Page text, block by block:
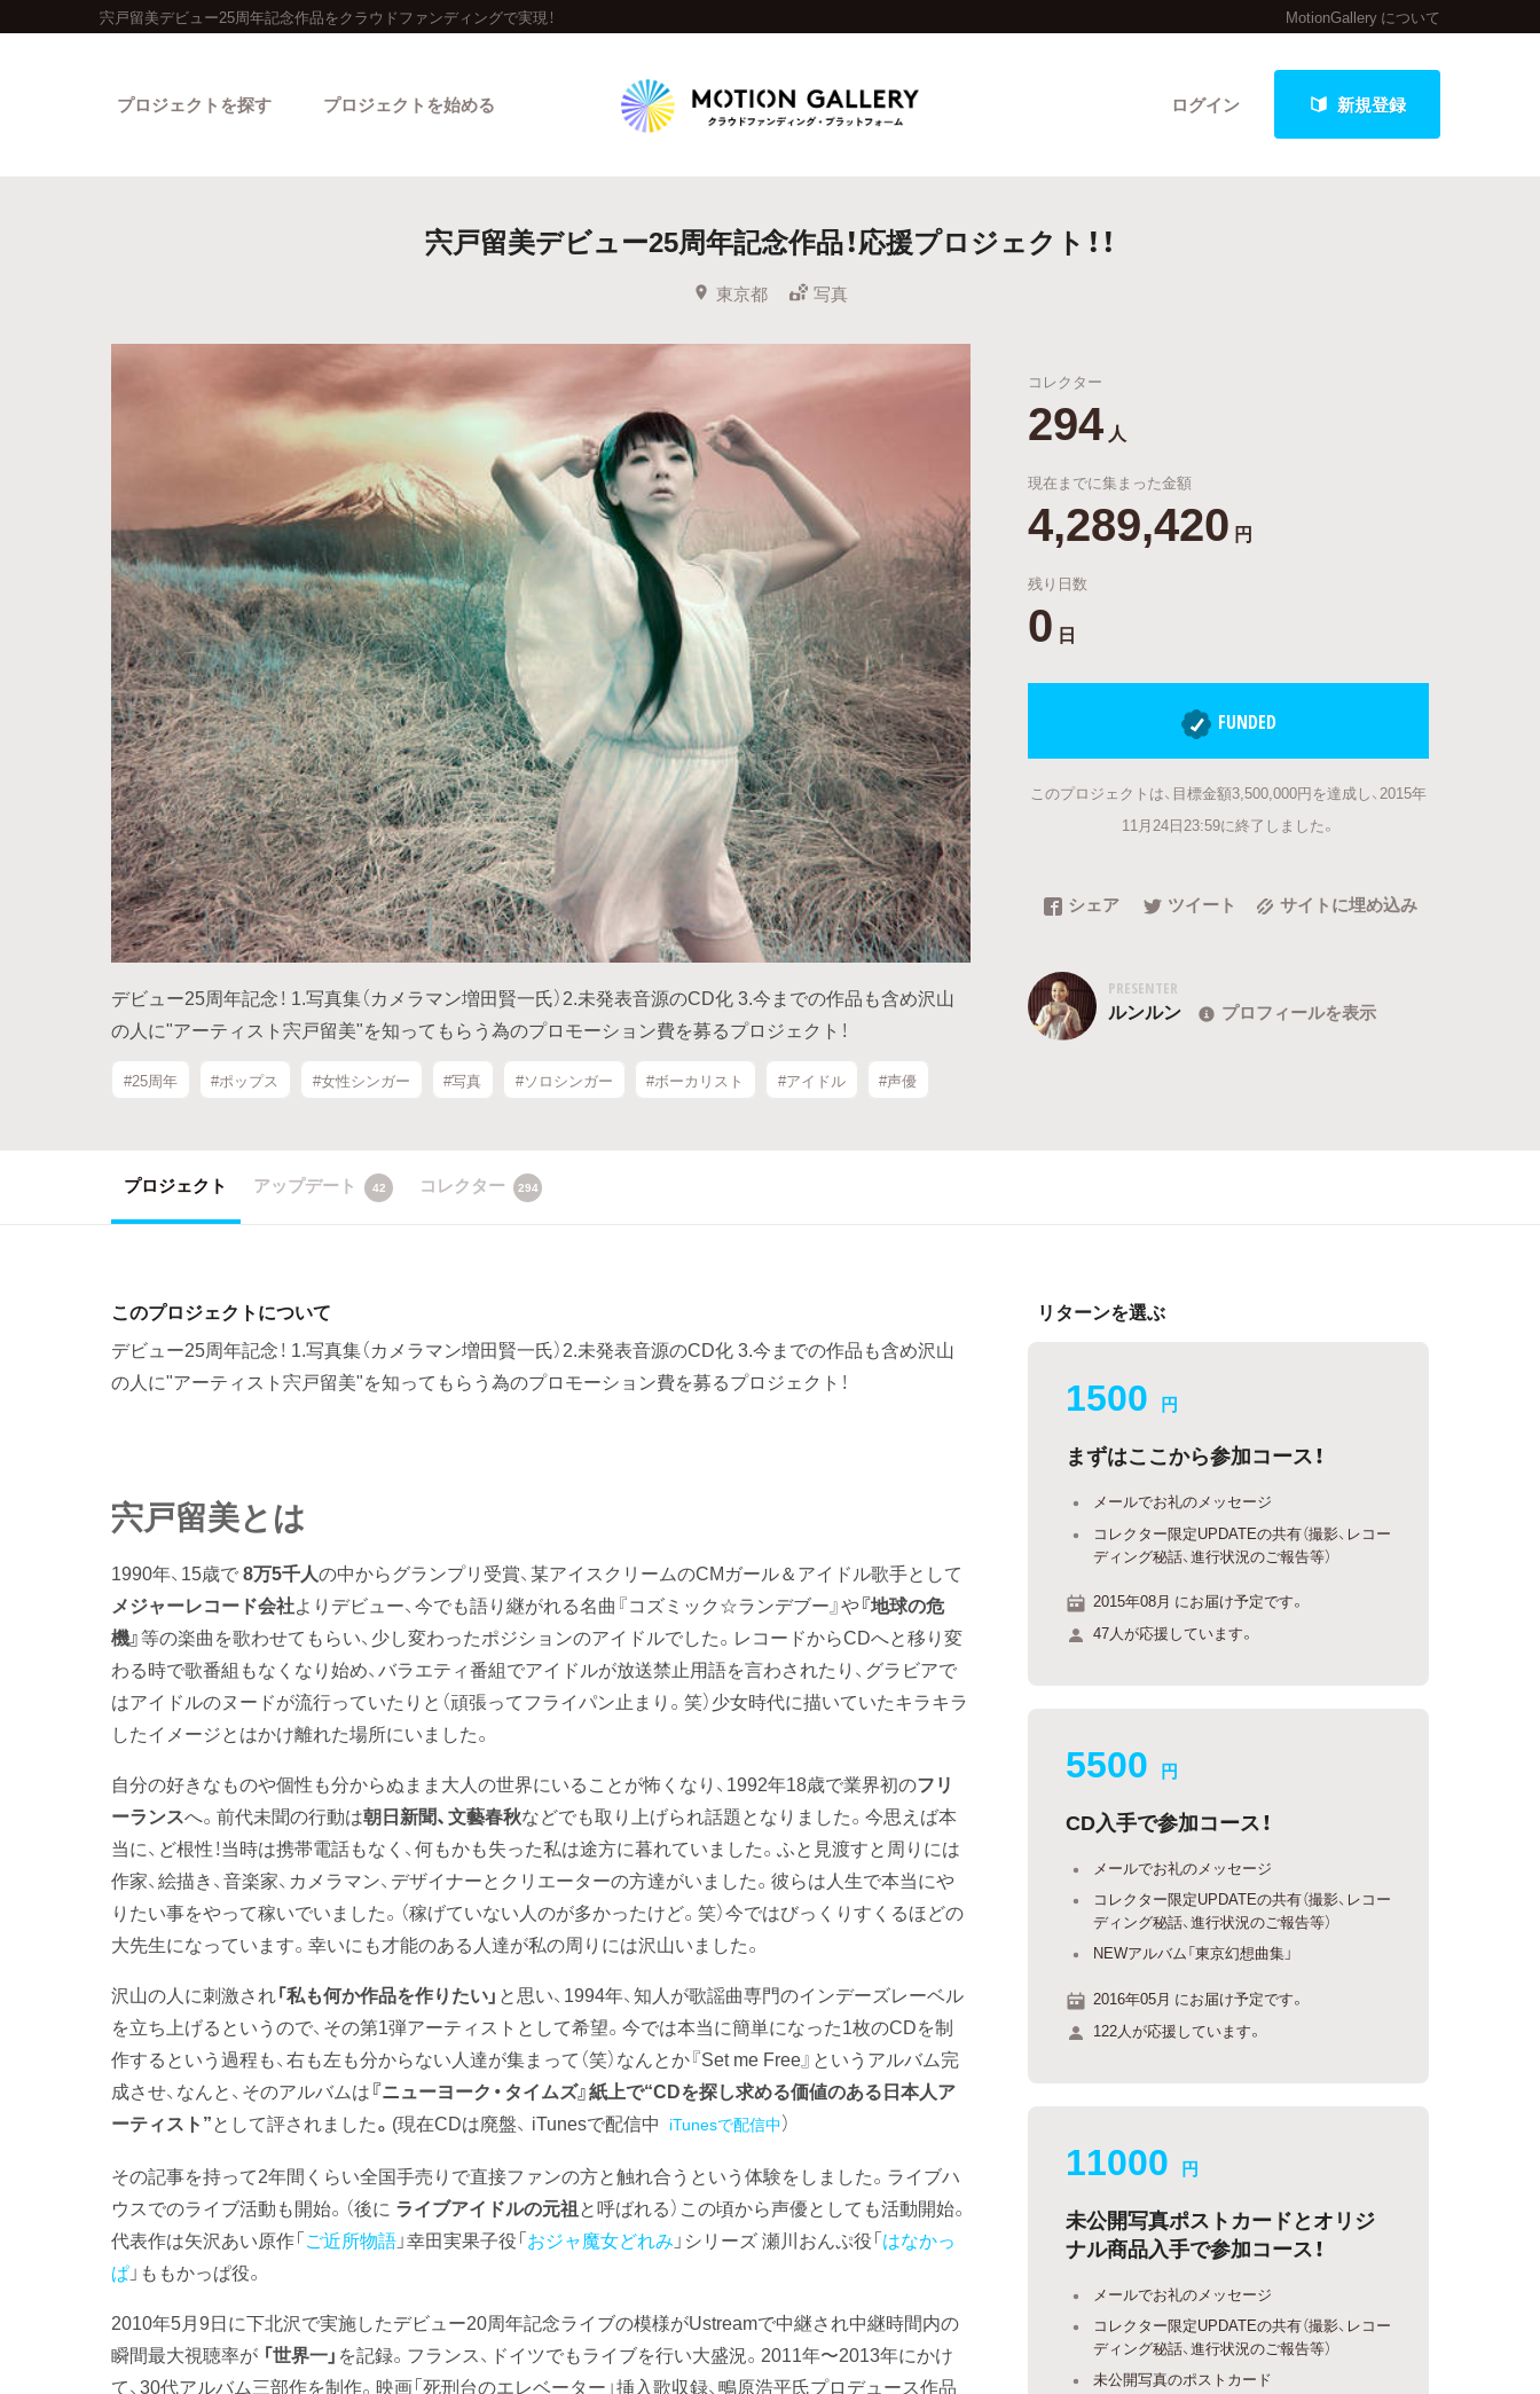
宍戸留美デビュー25周年記念作品をクラウドファンディングで実現！ MotionGallery について
ログイン 新規登録
プロジェクトを探す
人気のプロジェクト 新着プロジェクト 終了間近のプロジェクト
Feature
カテゴリーから探す タグから探す キュレーターから探す 最新進捗報告から探す
Legendary
最新達成プロジェクト 調達額が大きいプロジェクト
プロジェクトを始める
宍戸留美デビュー25周年記念作品！応援プロジェクト！！
東京都 写真
デビュー25周年記念！ 1.写真集（カメラマン増田賢一氏）2.未発表音源のCD化 3.今までの作品も含め沢山
の人に"アーティスト宍戸留美"を知ってもらう為のプロモーション費を募るプロジェクト！
#25周年 #ポップス #女性シンガー #写真 #ソロシンガー #ボーカリスト #アイドル #声優
コレクター
294 人
現在までに集まった金額
4,289,420 円
残り日数
0 日
FUNDED
このプロジェクトは、目標金額3,500,000円を達成し、2015年
11月24日23:59に終了しました。
シェア ツイート サイトに埋め込み
PRESENTER
ルンルン プロフィールを表示
プロジェクト アップデート 42 コレクター 294
このプロジェクトについて
デビュー25周年記念！ 1.写真集（カメラマン増田賢一氏）2.未発表音源のCD化 3.今までの作品も含め沢山
の人に"アーティスト宍戸留美"を知ってもらう為のプロモーション費を募るプロジェクト！
宍戸留美とは
1990年、15歳で8万5千人の中からグランプリ受賞、某アイスクリームのCMガール＆アイドル歌手として
メジャーレコード会社よりデビュー、今でも語り継がれる名曲『コズミック☆ランデブー』や『地球の危
機』等の楽曲を歌わせてもらい、少し変わったポジションのアイドルでした。レコードからCDへと移り変
わる時で歌番組もなくなり始め、バラエティ番組でアイドルが放送禁止用語を言わされたり、グラビアで
はアイドルのヌードが流行っていたりと（頑張ってフライパン止まり。笑）少女時代に描いていたキラキラ
したイメージとはかけ離れた場所にいました。
自分の好きなものや個性も分からぬまま大人の世界にいることが怖くなり、1992年18歳で業界初のフリ
ーランスへ。前代未聞の行動は朝日新聞、文藝春秋などでも取り上げられ話題となりました。今思えば本
当に、ど根性！当時は携帯電話もなく、何もかも失った私は途方に暮れていました。ふと見渡すと周りには
作家、絵描き、音楽家、カメラマン、デザイナーとクリエーターの方達がいました。彼らは人生で本当にや
りたい事をやって稼いでいました。（稼げていない人のが多かったけど。笑）今ではびっくりすくるほどの
大先生になっています。幸いにも才能のある人達が私の周りには沢山いました。
沢山の人に刺激され「私も何か作品を作りたい」 と思い、1994年、知人が歌謡曲専門のインデーズレーベル
を立ち上げるというので、その第1弾アーティストとして希望。今では本当に簡単になった1枚のCDを制
作するという過程も、右も左も分からない人達が集まって（笑）なんとか『Set me Free』というアルバム完
成させ、なんと、そのアルバムは『ニューヨーク・タイムズ』紙上で“CDを探し求める価値のある日本人ア
ーティスト”として評されました。 (現在CDは廃盤、 iTunesで配信中 iTunesで配信中）
その記事を持って2年間くらい全国手売りで直接ファンの方と触れ合うという体験をしました。ライブハ
ウスでのライブ活動も開始。（後に ライブアイドルの元祖と呼ばれる）この頃から声優としても活動開始。
代表作は矢沢あい原作「ご近所物語」幸田実果子役「おジャ魔女どれみ 」シリーズ 瀬川おんぷ役「はなかっ
ぱ」ももかっぱ役。
2010年5月9日に下北沢で実施したデビュー20周年記念ライブの模様がUstreamで中継され中継時間内の
瞬間最大視聴率が 「世界一」 を記録。フランス、ドイツでもライブを行い大盛況。2011年〜2013年にかけ
て、30代アルバム三部作を制作。映画「死刑台のエレベーター」挿入歌収録、鴫原浩平氏プロデュース作品
リターンを選ぶ
1500 円
まずはここから参加コース！
メールでお礼のメッセージ
コレクター限定UPDATEの共有（撮影、レコー
ディング秘話、進行状況のご報告等）
2015年08月 にお届け予定です。
47人が応援しています。
5500 円
CD入手で参加コース！
メールでお礼のメッセージ
コレクター限定UPDATEの共有（撮影、レコー
ディング秘話、進行状況のご報告等）
NEWアルバム「東京幻想曲集」
2016年05月 にお届け予定です。
122人が応援しています。
11000 円
未公開写真ポストカードとオリジ
ナル商品入手で参加コース！
メールでお礼のメッセージ
コレクター限定UPDATEの共有（撮影、レコー
ディング秘話、進行状況のご報告等）
未公開写真のポストカード